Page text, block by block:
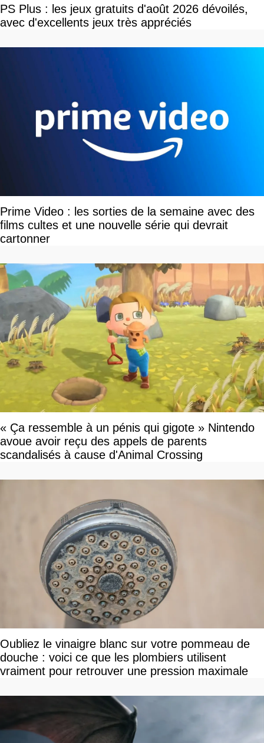
PS Plus : les jeux gratuits d'août 2026 dévoilés,
avec d'excellents jeux très appréciés
Prime Video : les sorties de la semaine avec des
films cultes et une nouvelle série qui devrait
cartonner
« Ça ressemble à un pénis qui gigote » Nintendo
avoue avoir reçu des appels de parents
scandalisés à cause d'Animal Crossing
Oubliez le vinaigre blanc sur votre pommeau de
douche : voici ce que les plombiers utilisent
vraiment pour retrouver une pression maximale